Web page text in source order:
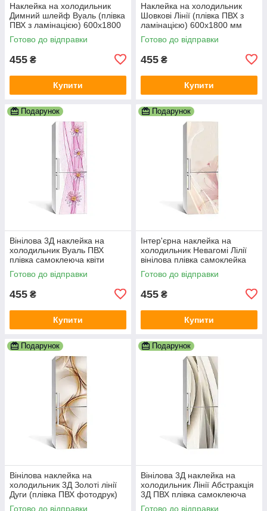
Наклейка на холодильник
Димний шлейф Вуаль (плівка
ПВХ з ламінацією) 600х1800
мм Абстракція Чорний
Готово до відправки
455 ₴
Купити
Наклейка на холодильник
Шовкові Лінії (плівка ПВХ з
ламінацією) 600х1800 мм
Абстракція Бежевий
Готово до відправки
455 ₴
Купити
Подарунок
Вінілова 3Д наклейка на
холодильник Вуаль ПВХ
плівка самоклеюча квіти
Абстракція Рожевий
600х1800 мм
Готово до відправки
455 ₴
Купити
Подарунок
Інтер'єрна наклейка на
холодильник Невагомі Лілії
вінілова плівка самоклейка
ПВХ квіти Рожевий 600х1800
мм
Готово до відправки
455 ₴
Купити
Подарунок
Вінілова наклейка на
холодильник 3Д Золоті лінії
Дуги (плівка ПВХ фотодрук)
600х1800 мм Абстракція
Готово до відправки
Подарунок
Вінілова 3Д наклейка на
холодильник Лінії Абстракція
3Д ПВХ плівка самоклеюча
шовк 600х1800 мм
Готово до відправки